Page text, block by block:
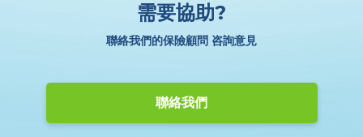
需要協助?
聯絡我們的保險顧問 咨詢意見
聯絡我們